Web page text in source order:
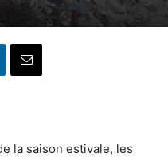
la saison estivale, les